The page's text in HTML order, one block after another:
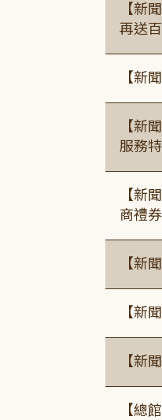
【新
再送
【新
【新
服務
【新
商禮券
【新
【新
【新
【總